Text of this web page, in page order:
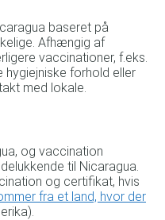
baseret på
Afhængig af
vaccinationer, f.eks.
hygiejniske forhold eller
med lokale.
og vaccination
til Nicaragua.
og certifikat, hvis
fra et land, hvor der